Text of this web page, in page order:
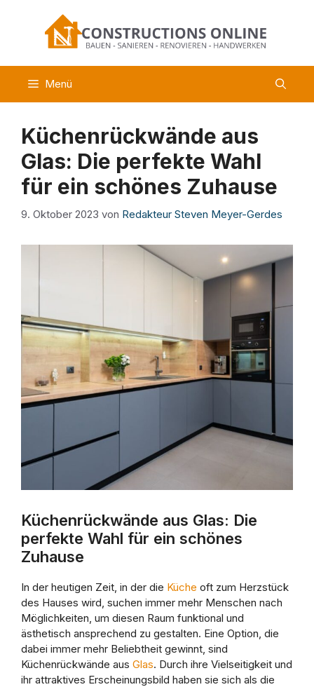
Menü
Küchenrückwände aus
Glas: Die perfekte Wahl
für ein schönes Zuhause
9. Oktober 2023 von Redakteur Steven Meyer-Gerdes
Küchenrückwände aus Glas: Die
perfekte Wahl für ein schönes
Zuhause
In der heutigen Zeit, in der die Küche oft zum Herzstück
des Hauses wird, suchen immer mehr Menschen nach
Möglichkeiten, um diesen Raum funktional und
ästhetisch ansprechend zu gestalten. Eine Option, die
dabei immer mehr Beliebtheit gewinnt, sind
Küchenrückwände aus Glas. Durch ihre Vielseitigkeit und
ihr attraktives Erscheinungsbild haben sie sich als die